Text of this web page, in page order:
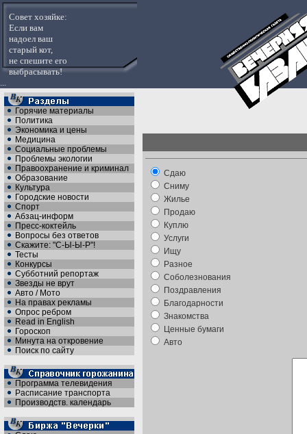
Совет хозяйке:
Если вам
надоел ваш
старый кот,
не спешите его
выбрасывать!
...
Горячие материалы
Политика
Экономика и цены
Медицина
Социальные проблемы
Проблемы экологии
Правоохранение и криминал
Образование
Культура
Городские новости
Спорт
Абзац-информ
Пресс-коктейль
Вопросы без ответов
Скажите: "С-Ы-Ы-Р"!
Тесты
Конкурсы
Субботний репортаж
Звезды не врут
Авто / Мото
На правах рекламы
Опрос ребром
Read in English
Гороскоп
Минута на откровение
Поиск по сайту
Программа телевидения
Расписание транспорта
Производств. календарь
Сдаю
Сниму
Жилье
Продаю
Куплю
Услуги
Ищу
Разное
Соболезнования
Поздравления
Благодарности
Знакомства
Ценные бумаги
Авто